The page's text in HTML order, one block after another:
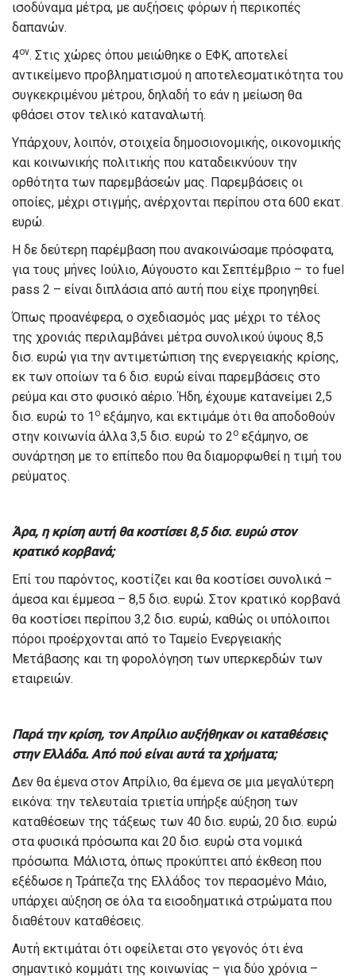
ισοδύναμα μέτρα, με αυξήσεις φόρων ή περικοπές
δαπανών.
4ον. Στις χώρες όπου μειώθηκε ο ΕΦΚ, αποτελεί
αντικείμενο προβληματισμού η αποτελεσματικότητα του
συγκεκριμένου μέτρου, δηλαδή το εάν η μείωση θα
φθάσει στον τελικό καταναλωτή.
Υπάρχουν, λοιπόν, στοιχεία δημοσιονομικής, οικονομικής
και κοινωνικής πολιτικής που καταδεικνύουν την
ορθότητα των παρεμβάσεών μας. Παρεμβάσεις οι
οποίες, μέχρι στιγμής, ανέρχονται περίπου στα 600 εκατ.
ευρώ.
Η δε δεύτερη παρέμβαση που ανακοινώσαμε πρόσφατα,
για τους μήνες Ιούλιο, Αύγουστο και Σεπτέμβριο – το fuel
pass 2 – είναι διπλάσια από αυτή που είχε προηγηθεί.
Όπως προανέφερα, ο σχεδιασμός μας μέχρι το τέλος
της χρονιάς περιλαμβάνει μέτρα συνολικού ύψους 8,5
δισ. ευρώ για την αντιμετώπιση της ενεργειακής κρίσης,
εκ των οποίων τα 6 δισ. ευρώ είναι παρεμβάσεις στο
ρεύμα και στο φυσικό αέριο. Ήδη, έχουμε κατανείμει 2,5
δισ. ευρώ το 1 ο εξάμηνο, και εκτιμάμε ότι θα αποδοθούν
στην κοινωνία άλλα 3,5 δισ. ευρώ το 2ο εξάμηνο, σε
συνάρτηση με το επίπεδο που θα διαμορφωθεί η τιμή του
ρεύματος.
Άρα, η κρίση αυτή θα κοστίσει 8,5 δισ. ευρώ στον
κρατικό κορβανά;
Επί του παρόντος, κοστίζει και θα κοστίσει συνολικά –
άμεσα και έμμεσα – 8,5 δισ. ευρώ. Στον κρατικό κορβανά
θα κοστίσει περίπου 3,2 δισ. ευρώ, καθώς οι υπόλοιποι
πόροι προέρχονται από το Ταμείο Ενεργειακής
Μετάβασης και τη φορολόγηση των υπερκερδών των
εταιρειών.
Παρά την κρίση, τον Απρίλιο αυξήθηκαν οι καταθέσεις
στην Ελλάδα. Από πού είναι αυτά τα χρήματα;
Δεν θα έμενα στον Απρίλιο, θα έμενα σε μια μεγαλύτερη
εικόνα: την τελευταία τριετία υπήρξε αύξηση των
καταθέσεων της τάξεως των 40 δισ. ευρώ, 20 δισ. ευρώ
στα φυσικά πρόσωπα και 20 δισ. ευρώ στα νομικά
πρόσωπα. Μάλιστα, όπως προκύπτει από έκθεση που
εξέδωσε η Τράπεζα της Ελλάδος τον περασμένο Μάιο,
υπάρχει αύξηση σε όλα τα εισοδηματικά στρώματα που
διαθέτουν καταθέσεις.
Αυτή εκτιμάται ότι οφείλεται στο γεγονός ότι ένα
σημαντικό κομμάτι της κοινωνίας – για δύο χρόνια –